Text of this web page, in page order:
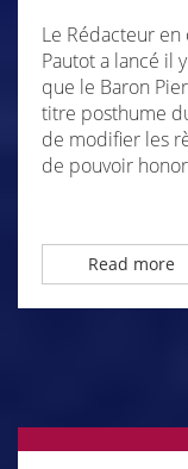
Le Rédacteur en
Pautot a lancé il
que le Baron
titre posthume
de modifier les
de pouvoir
Read more